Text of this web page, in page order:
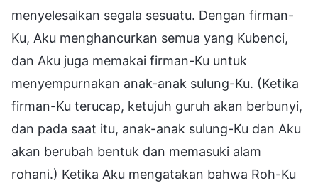
menyelesaikan segala sesuatu. Dengan firman-
Ku, Aku menghancurkan semua yang Kubenci,
dan Aku juga memakai firman-Ku untuk
menyempurnakan anak-anak sulung-Ku. (Ketika
firman-Ku terucap, ketujuh guruh akan berbunyi,
dan pada saat itu, anak-anak sulung-Ku dan Aku
akan berubah bentuk dan memasuki alam
rohani.) Ketika Aku mengatakan bahwa Roh-Ku